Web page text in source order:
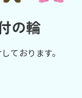
の輪
ております。